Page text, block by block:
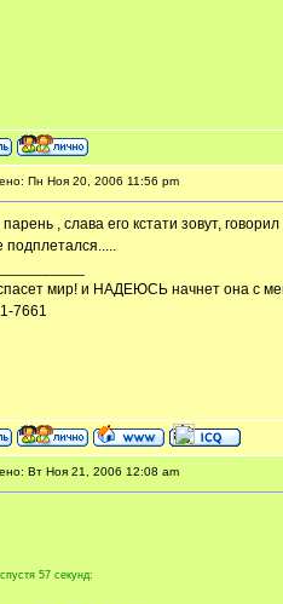
Пн Ноя 20, 2006 11:56 pm
, слава его кстати зовут,
подплетался.....
мир! и НАДЕЮСЬ начнет она с
7661
Вт Ноя 21, 2006 12:08 am
57 секунд: